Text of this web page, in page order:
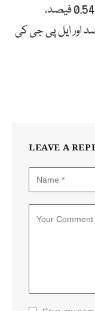
فیصد،باسمتی ٹوٹا چاول کی قیمتوں میں0.54 فیصد،
گھی کی قیمتوں میں0.38 فیصد اور ایل پی جی کی
LEAVE A